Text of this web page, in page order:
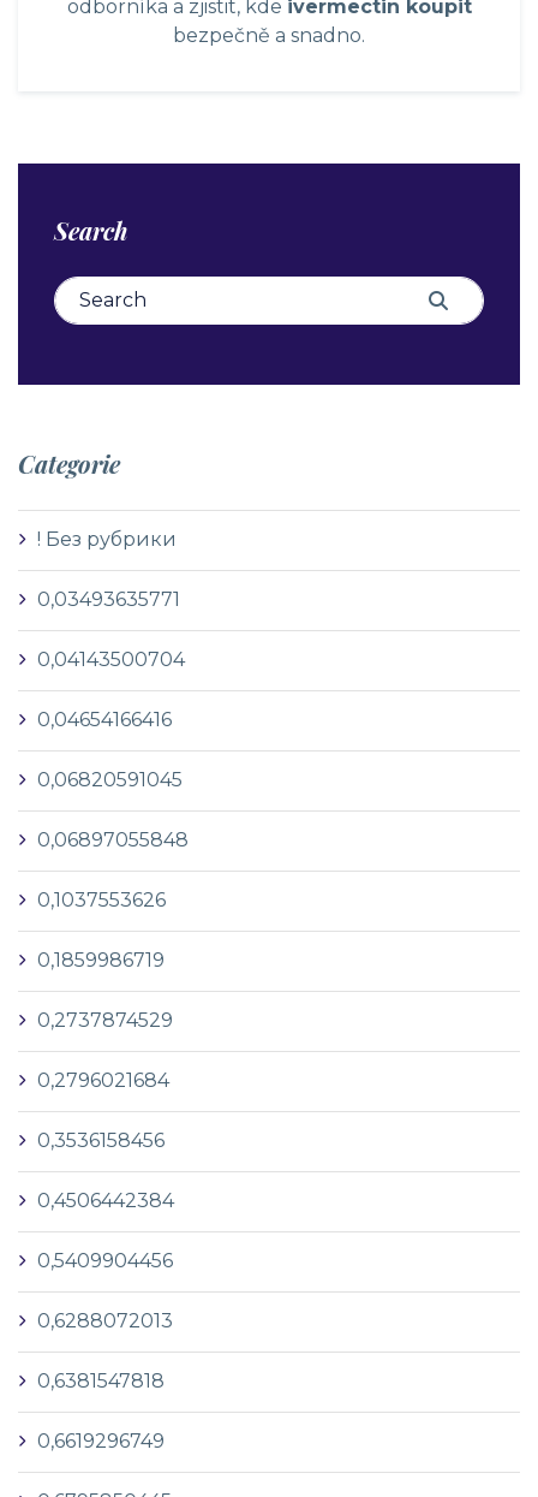
odborníka a zjistit, kde ivermectin koupit
bezpečně a snadno.
Search
Search for: Search
Categorie
! Без рубрики
0,03493635771
0,04143500704
0,04654166416
0,06820591045
0,06897055848
0,1037553626
0,1859986719
0,2737874529
0,2796021684
0,3536158456
0,4506442384
0,5409904456
0,6288072013
0,6381547818
0,6619296749